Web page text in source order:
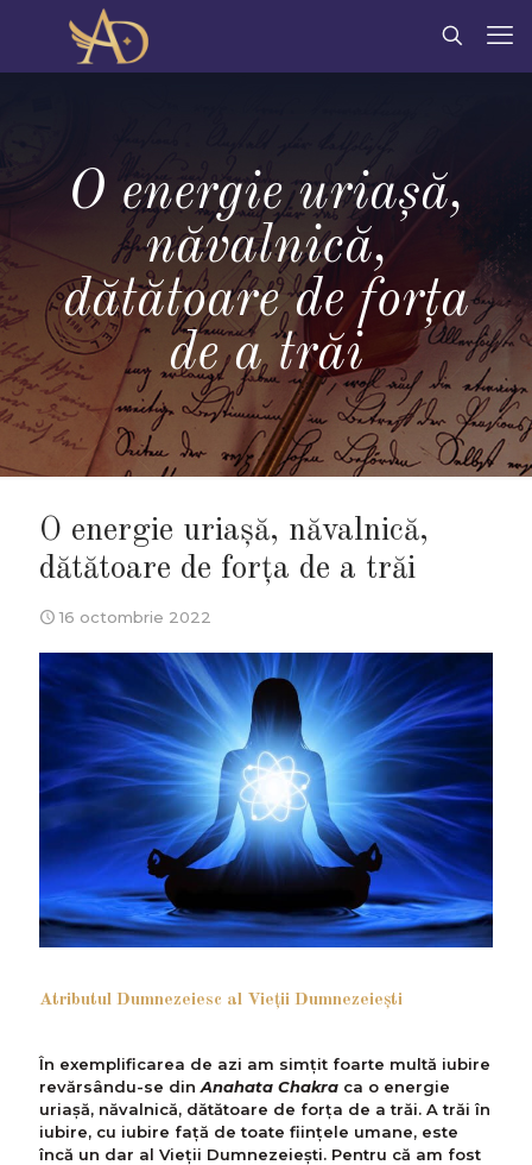
O energie uriașă,
năvalnică,
dătătoare de forța
de a trăi
O energie uriașă, năvalnică,
dătătoare de forța de a trăi
16 octombrie 2022
Atributul Dumnezeiesc al Vieții Dumnezeiești
În exemplificarea de azi am simțit foarte multă iubire
revărsându-se din Anahata Chakra ca o energie
uriașă, năvalnică, dătătoare de forța de a trăi. A trăi în
iubire, cu iubire față de toate ființele umane, este
încă un dar al Vieții Dumnezeiești. Pentru că am fost